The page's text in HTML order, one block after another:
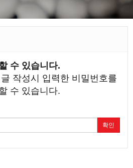
수 있습니다.
작성시 입력한 비밀번호를
수 있습니다.
확인